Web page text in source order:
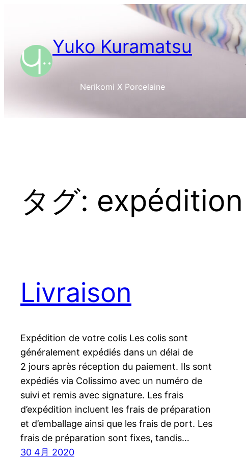
Yuko Kuramatsu
Nerikomi X Porcelaine
タグ: expédition
Livraison
Expédition de votre colis Les colis sont
généralement expédiés dans un délai de
2 jours après réception du paiement. Ils sont
expédiés via Colissimo avec un numéro de
suivi et remis avec signature. Les frais
d’expédition incluent les frais de préparation
et d’emballage ainsi que les frais de port. Les
frais de préparation sont fixes, tandis…
30 4月 2020